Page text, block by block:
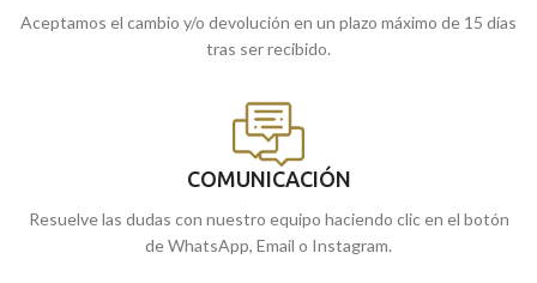
Aceptamos el cambio y/o devolución en un plazo máximo de 15 días
tras ser recibido.
COMUNICACIÓN
Resuelve las dudas con nuestro equipo haciendo clic en el botón
de WhatsApp, Email o Instagram.